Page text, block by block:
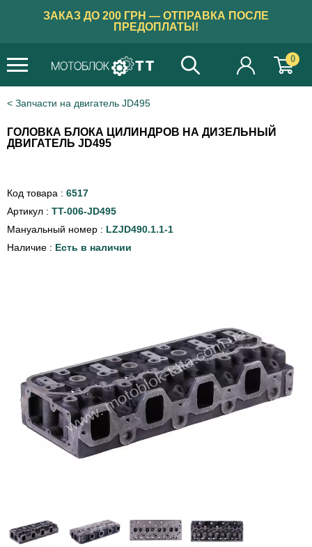
ЗАКАЗ ДО 200 ГРН — ОТПРАВКА ПОСЛЕ
ПРЕДОПЛАТЫ!
0
Запчасти на двигатель JD495
ГОЛОВКА БЛОКА ЦИЛИНДРОВ НА ДИЗЕЛЬНЫЙ
ДВИГАТЕЛЬ JD495
Код товара : 6517
Артикул : TT-006-JD495
Мануальный номер : LZJD490.1.1-1
Наличие : Есть в наличии
×
ТАК